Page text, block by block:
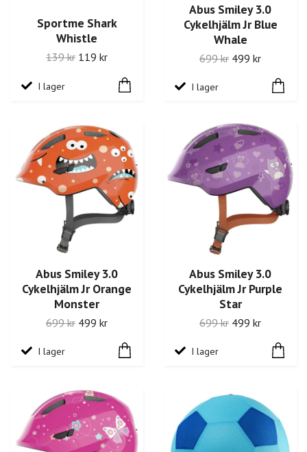
Sportme Shark
Whistle
139 kr 119 kr
I lager
Abus Smiley 3.0
Cykelhjälm Jr Blue
Whale
699 kr 499 kr
I lager
Abus Smiley 3.0
Cykelhjälm Jr Orange
Monster
699 kr 499 kr
I lager
Abus Smiley 3.0
Cykelhjälm Jr Purple
Star
699 kr 499 kr
I lager